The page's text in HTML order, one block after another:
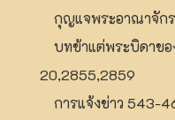
กุญแจพระอาณาจักร
บทข้าแต่พระบิดาขอ
20,2855,2859
การแจ้งข่าว 543-